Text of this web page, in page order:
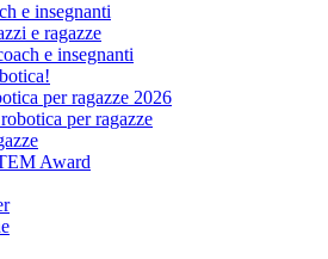
e insegnanti
e ragazze
e insegnanti
per ragazze 2026
per ragazze
Award